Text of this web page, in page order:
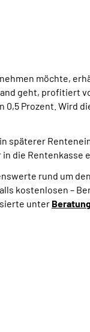
möchte,
geht, profitiert
Prozent. Wird
die Rentenkasse
rund um
kostenlosen –
unter